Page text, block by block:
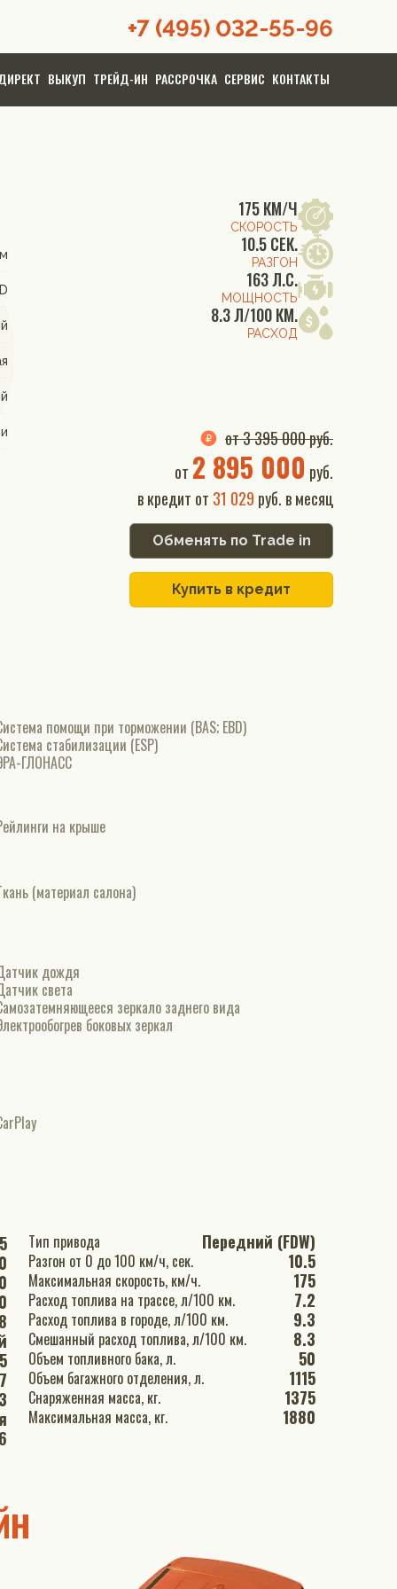
+7 (495) 032-55-96
ВЫКУП ТРЕЙД-ИН РАССРОЧКА СЕРВИС КОНТАКТЫ
175 КМ/Ч
СКОРОСТЬ
10.5 СЕК.
РАЗГОН
163 Л.С.
МОЩНОСТЬ
8.3 Л/100 КМ.
РАСХОД
от 3 395 000 руб.
от 2 895 000 руб.
в кредит от 31 029 руб. в месяц
Обменять по Trade in
Купить в кредит
помощи при торможении (BAS; EBD)
стабилизации (ESP)
ГЛОНАСС
на крыше
(материал салона)
дождя
света
зеркало заднего вида
боковых зеркал
Тип привода Передний (FDW)
Разгон от 0 до 100 км/ч, сек. 10.5
Максимальная скорость, км/ч. 175
Расход топлива на трассе, л/100 км. 7.2
Расход топлива в городе, л/100 км. 9.3
Смешанный расход топлива, л/100 км. 8.3
Объем топливного бака, л. 50
Объем багажного отделения, л. 1115
Снаряженная масса, кг. 1375
Максимальная масса, кг. 1880